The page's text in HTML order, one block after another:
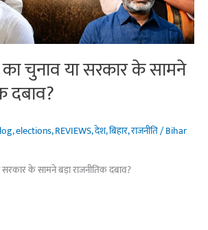
का चुनाव या सरकार के सामने
दबाव?
,elections,REVIEWS,देश,बिहार,राजनीति/Bihar
सरकार के सामने बड़ा राजनीतिक दबाव?